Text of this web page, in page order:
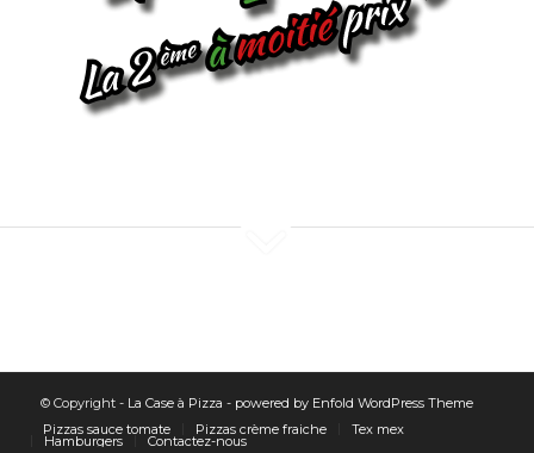
© Copyright - La Case à Pizza - powered by Enfold WordPress Theme
Pizzas sauce tomate
Pizzas crème fraiche Tex mex
Hamburgers Contactez-nous